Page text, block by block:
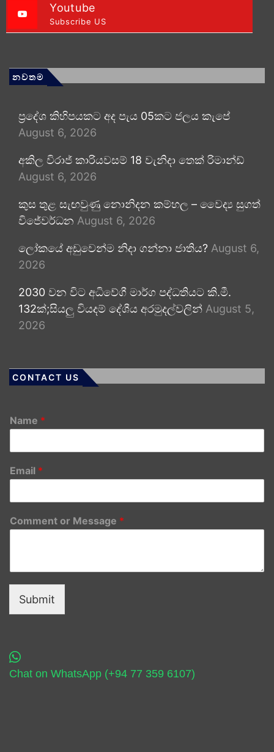
Youtube
Subscribe US
නවතම
ප්‍රදේශ කිහිපයකට අද පැය 05කට ජලය කැපේ
August 6, 2026
අකිල විරාජ් කාරියවසම් 18 වැනිදා තෙක් රිමාන්ඩ්
August 6, 2026
කුස තුළ සැඟවුණු නොනිදන කම්හල – වෛද්‍ය සුගත්
විජේවර්ධන August 6, 2026
ලෝකයේ අඩුවෙන්ම නිදා ගන්නා ජාතිය? August 6,
2026
2030 වන විට අධිවේගී මාර්ග පද්ධතියට කි.මී.
132ක්;සියලු වියදම් දේශීය අරමුදල්වලින් August 5,
2026
CONTACT US
Name *
Email *
Comment or Message *
Submit
Chat on WhatsApp (+94 77 359 6107)